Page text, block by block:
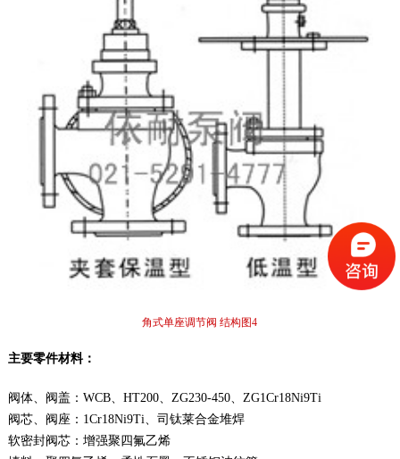
角式单座调节阀 结构图4
主要零件材料：
阀体、阀盖： WCB、HT200、ZG230-450、ZG1Cr18Ni9Ti
阀芯、阀座： 1Cr18Ni9Ti、司钛莱合金堆焊
软密封阀芯： 增强聚四氟乙烯